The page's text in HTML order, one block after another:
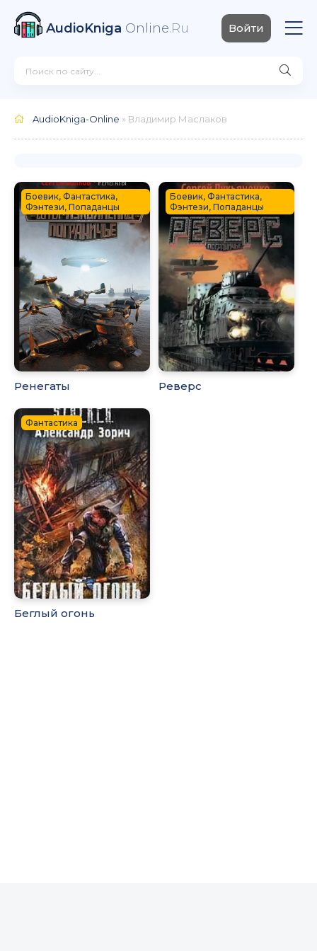
AudioKniga Online.Ru Войти
AudioKniga-Online » Владимир Маслаков
Боевик, Фантастика,
Фэнтези, Попаданцы
Ренегаты
Боевик, Фантастика,
Фэнтези, Попаданцы
Реверс
Фантастика
Беглый огонь